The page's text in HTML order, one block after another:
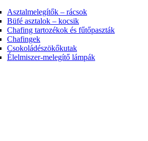
Asztalmelegítők – rácsok
Büfé asztalok – kocsik
Chafing tartozékok és fűtőpaszták
Chafingek
Csokoládészökőkutak
Élelmiszer-melegítő lámpák